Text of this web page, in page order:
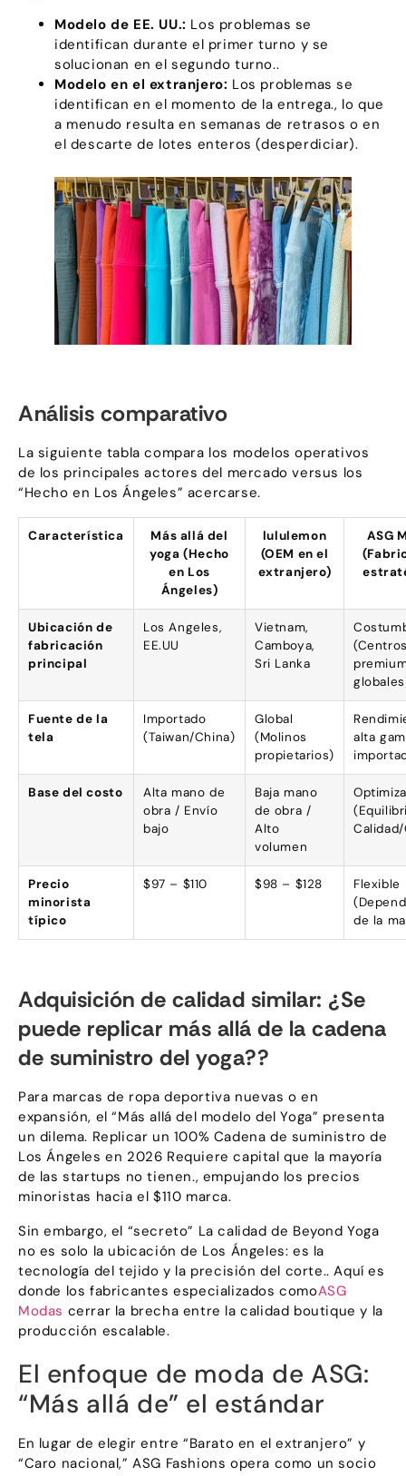
Modelo de EE. UU.: Los problemas se
identifican durante el primer turno y se
solucionan en el segundo turno..
Modelo en el extranjero: Los problemas se
identifican en el momento de la entrega., lo que
a menudo resulta en semanas de retrasos o en
el descarte de lotes enteros (desperdiciar).
Análisis comparativo
La siguiente tabla compara los modelos operativos
de los principales actores del mercado versus los
“Hecho en Los Ángeles” acercarse.
Característica
Más allá del
yoga (Hecho
en Los
Ángeles)
lululemon
(OEM en el
extranjero)
ASG
Ubicación de
fabricación
principal
Los Angeles,
EE.UU
Vietnam,
Camboya,
Sri Lanka
Fuente de la
tela
Importado
(Taiwan/China)
Global
(Molinos
propietarios)
alta
Base del costo
Alta mano de
obra / Envío
bajo
Baja mano
de obra /
Alto
volumen
Precio
minorista
típico
$97 – $110 $98 – $128
Flexible
de la
Adquisición de calidad similar: ¿Se
puede replicar más allá de la cadena
de suministro del yoga??
Para marcas de ropa deportiva nuevas o en
expansión, el “Más allá del modelo del Yoga” presenta
un dilema. Replicar un 100% Cadena de suministro de
Los Ángeles en 2026 Requiere capital que la mayoría
de las startups no tienen., empujando los precios
minoristas hacia el $110 marca.
Sin embargo, el “secreto” La calidad de Beyond Yoga
no es solo la ubicación de Los Ángeles: es la
tecnología del tejido y la precisión del corte.. Aquí es
donde los fabricantes especializados comoASG
Modas cerrar la brecha entre la calidad boutique y la
producción escalable.
El enfoque de moda de ASG:
“Más allá de” el estándar
En lugar de elegir entre “Barato en el extranjero” y
“Caro nacional,” ASG Fashions opera como un socio